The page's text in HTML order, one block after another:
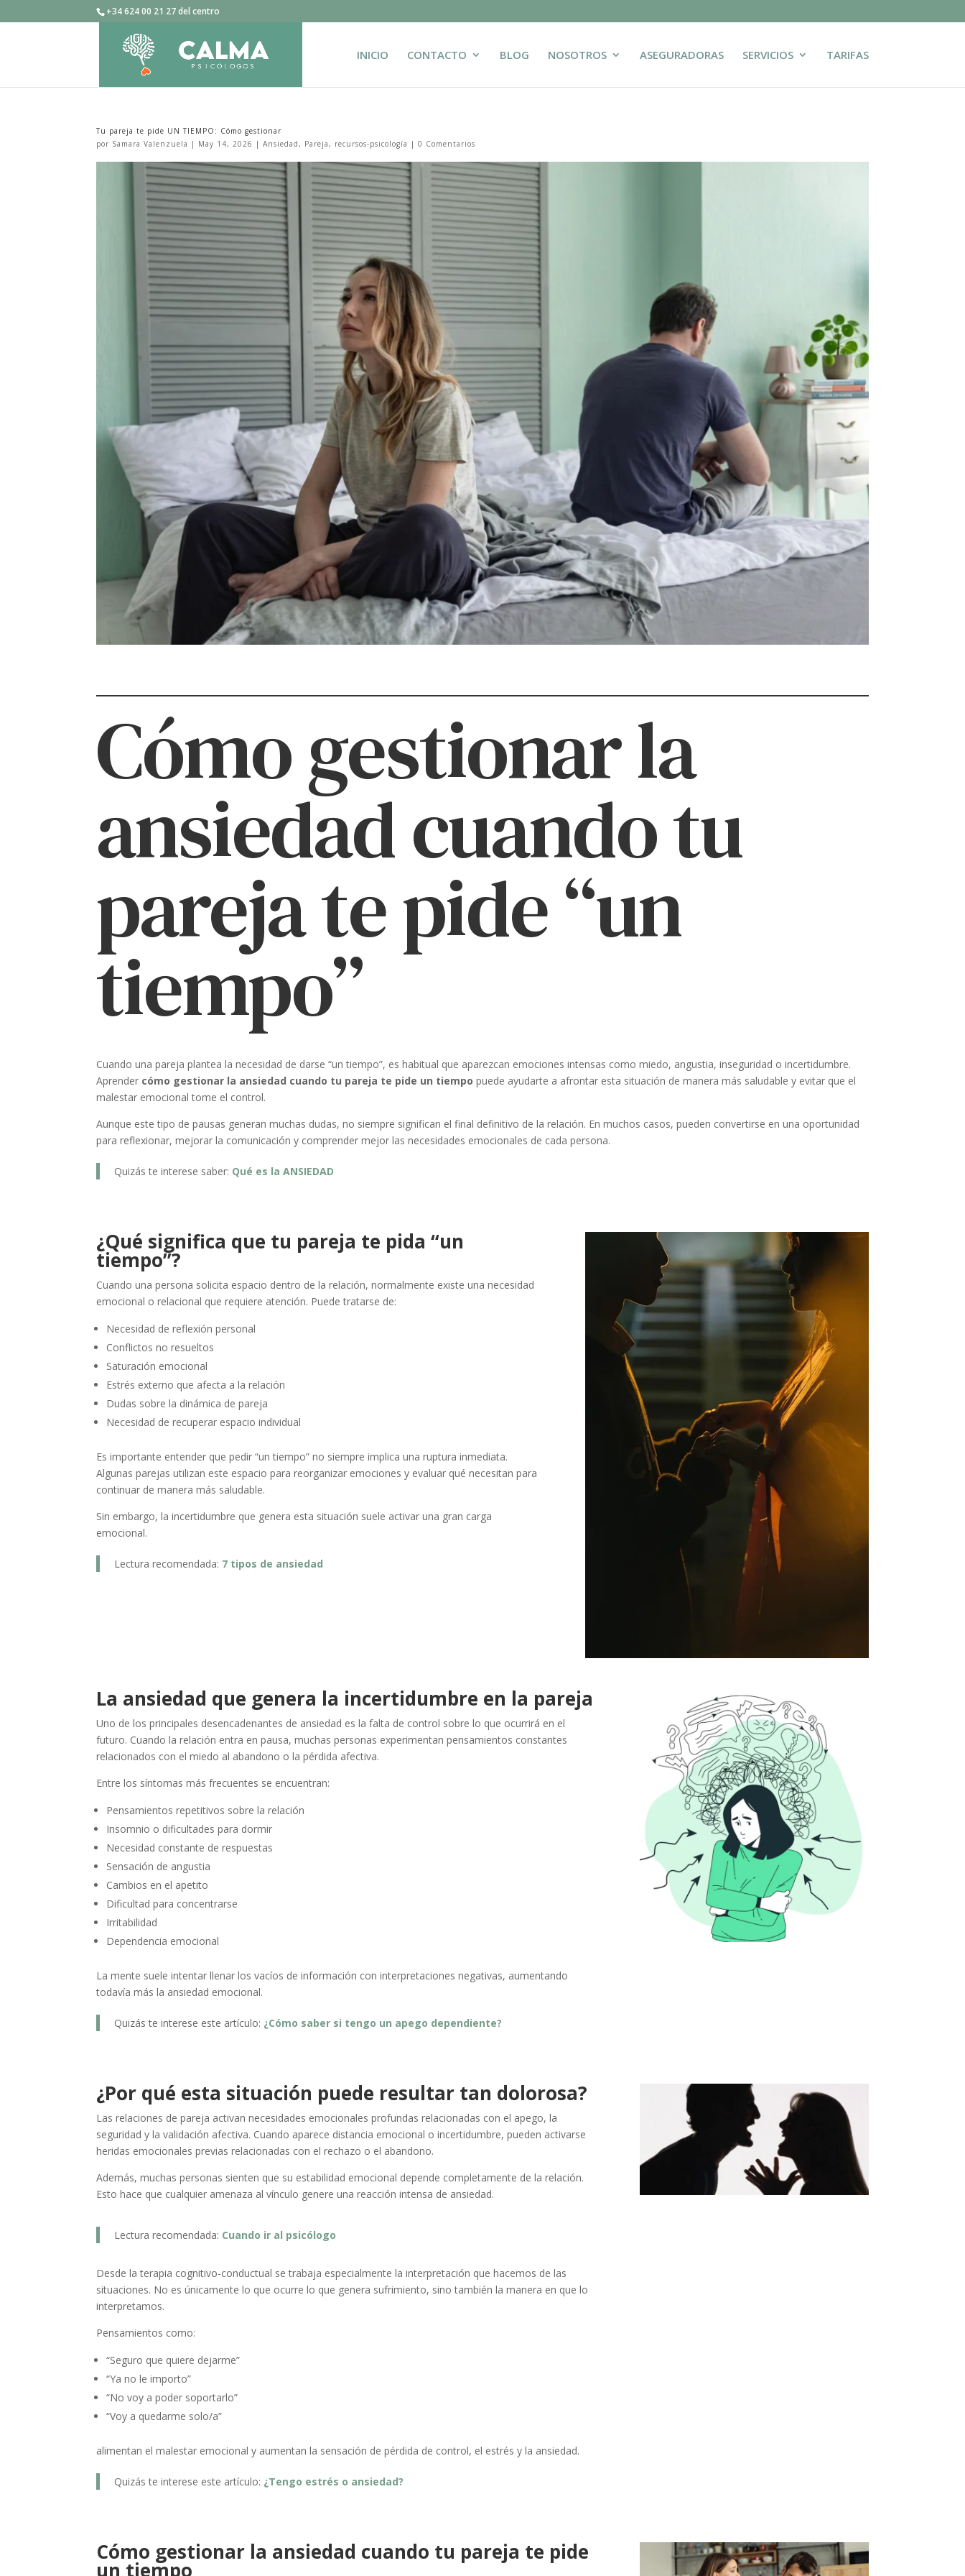
+34 624 00 21 27 del centro
INICIO CONTACTO BLOG NOSOTROS ASEGURADORAS SERVICIOS TARIFAS
Tu pareja te pide UN TIEMPO: Cómo gestionar
por Samara Valenzuela | May 14, 2026 |Ansiedad, Pareja, recursos-psicología |0 Comentarios
Cómo gestionar la
ansiedad cuando tu
pareja te pide “un
tiempo”
Cuando una pareja plantea la necesidad de darse “un tiempo”, es habitual que aparezcan emociones intensas como miedo, angustia, inseguridad o incertidumbre.
Aprender cómo gestionar la ansiedad cuando tu pareja te pide un tiempo puede ayudarte a afrontar esta situación de manera más saludable y evitar que el
malestar emocional tome el control.
Aunque este tipo de pausas generan muchas dudas, no siempre significan el final definitivo de la relación. En muchos casos, pueden convertirse en una oportunidad
para reflexionar, mejorar la comunicación y comprender mejor las necesidades emocionales de cada persona.
Quizás te interese saber: Qué es la ANSIEDAD
¿Qué significa que tu pareja te pida “un
tiempo”?
Cuando una persona solicita espacio dentro de la relación, normalmente existe una necesidad
emocional o relacional que requiere atención. Puede tratarse de:
Necesidad de reflexión personal
Conflictos no resueltos
Saturación emocional
Estrés externo que afecta a la relación
Dudas sobre la dinámica de pareja
Necesidad de recuperar espacio individual
Es importante entender que pedir “un tiempo” no siempre implica una ruptura inmediata.
Algunas parejas utilizan este espacio para reorganizar emociones y evaluar qué necesitan para
continuar de manera más saludable.
Sin embargo, la incertidumbre que genera esta situación suele activar una gran carga
emocional.
Lectura recomendada: 7 tipos de ansiedad
La ansiedad que genera la incertidumbre en la pareja
Uno de los principales desencadenantes de ansiedad es la falta de control sobre lo que ocurrirá en el
futuro. Cuando la relación entra en pausa, muchas personas experimentan pensamientos constantes
relacionados con el miedo al abandono o la pérdida afectiva.
Entre los síntomas más frecuentes se encuentran:
Pensamientos repetitivos sobre la relación
Insomnio o dificultades para dormir
Necesidad constante de respuestas
Sensación de angustia
Cambios en el apetito
Dificultad para concentrarse
Irritabilidad
Dependencia emocional
La mente suele intentar llenar los vacíos de información con interpretaciones negativas, aumentando
todavía más la ansiedad emocional.
Quizás te interese este artículo: ¿Cómo saber si tengo un apego dependiente?
¿Por qué esta situación puede resultar tan dolorosa?
Las relaciones de pareja activan necesidades emocionales profundas relacionadas con el apego, la
seguridad y la validación afectiva. Cuando aparece distancia emocional o incertidumbre, pueden activarse
heridas emocionales previas relacionadas con el rechazo o el abandono.
Además, muchas personas sienten que su estabilidad emocional depende completamente de la relación.
Esto hace que cualquier amenaza al vínculo genere una reacción intensa de ansiedad.
Lectura recomendada: Cuando ir al psicólogo
Desde la terapia cognitivo-conductual se trabaja especialmente la interpretación que hacemos de las
situaciones. No es únicamente lo que ocurre lo que genera sufrimiento, sino también la manera en que lo
interpretamos.
Pensamientos como:
“Seguro que quiere dejarme”
“Ya no le importo”
“No voy a poder soportarlo”
“Voy a quedarme solo/a”
alimentan el malestar emocional y aumentan la sensación de pérdida de control, el estrés y la ansiedad.
Quizás te interese este artículo: ¿Tengo estrés o ansiedad?
Cómo gestionar la ansiedad cuando tu pareja te pide
un tiempo